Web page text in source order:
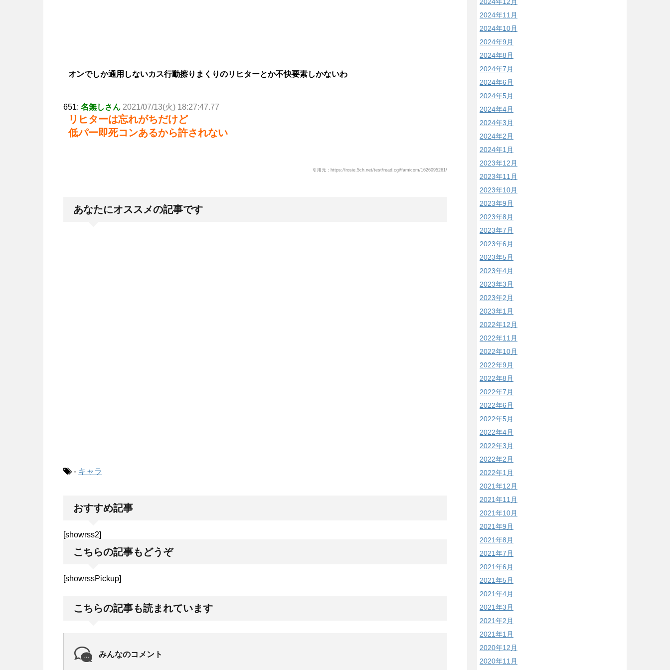
オンでしか通用しないカス行動擦りまくりのリヒターとか不快要素しかないわ
651: 名無しさん 2021/07/13(火) 18:27:47.77
リヒターは忘れがちだけど
低パー即死コンあるから許されない
引用元：https://rosie.5ch.net/test/read.cgi/famicom/1626095261/
あなたにオススメの記事です
- キャラ
おすすめ記事
[showrss2]
こちらの記事もどうぞ
[showrssPickup]
こちらの記事も読まれています
みんなのコメント
2024年11月
2024年10月
2024年9月
2024年8月
2024年7月
2024年6月
2024年5月
2024年4月
2024年3月
2024年2月
2024年1月
2023年12月
2023年11月
2023年10月
2023年9月
2023年8月
2023年7月
2023年6月
2023年5月
2023年4月
2023年3月
2023年2月
2023年1月
2022年12月
2022年11月
2022年10月
2022年9月
2022年8月
2022年7月
2022年6月
2022年5月
2022年4月
2022年3月
2022年2月
2022年1月
2021年12月
2021年11月
2021年10月
2021年9月
2021年8月
2021年7月
2021年6月
2021年5月
2021年4月
2021年3月
2021年2月
2021年1月
2020年12月
2020年11月